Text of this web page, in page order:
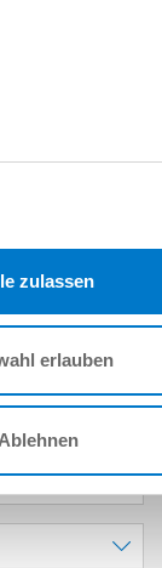
zulassen
erlauben
Ablehnen